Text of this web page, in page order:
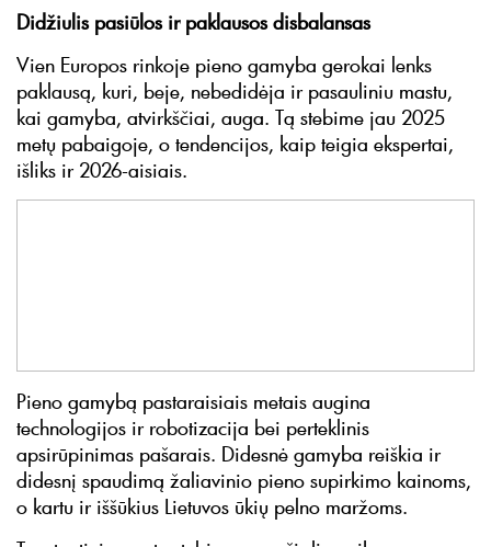
Didžiulis pasiūlos ir paklausos disbalansas
Vien Europos rinkoje pieno gamyba gerokai lenks
paklausą, kuri, beje, nebedidėja ir pasauliniu mastu,
kai gamyba, atvirkščiai, auga. Tą stebime jau 2025
metų pabaigoje, o tendencijos, kaip teigia ekspertai,
išliks ir 2026-aisiais.
Pieno gamybą pastaraisiais metais augina
technologijos ir robotizacija bei perteklinis
apsirūpinimas pašarais. Didesnė gamyba reiškia ir
didesnį spaudimą žaliavinio pieno supirkimo kainoms,
o kartu ir iššūkius Lietuvos ūkių pelno maržoms.